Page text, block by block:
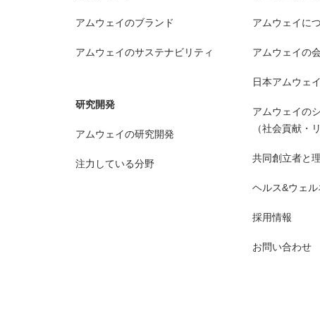
アムウェイのブランド
アムウェイのサステナビリティ
研究開発
アムウェイの研究開発
注力している分野
アムウェイに
アムウェイの
日本アムウェ
アムウェイの
（社会貢献・
共同創立者と
ヘルス&ウェ
採用情報
お問い合わせ